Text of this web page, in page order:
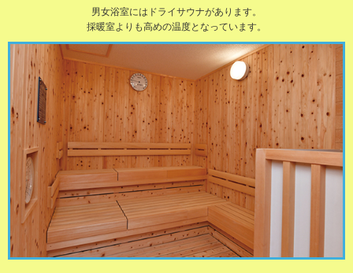
男女浴室にはドライサウナがあります。
採暖室よりも高めの温度となっています。